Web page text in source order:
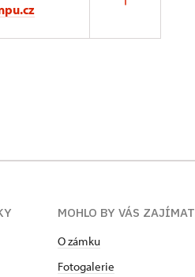
MOHLO BY VÁS ZAJÍMAT
O zámku
Fotogalerie